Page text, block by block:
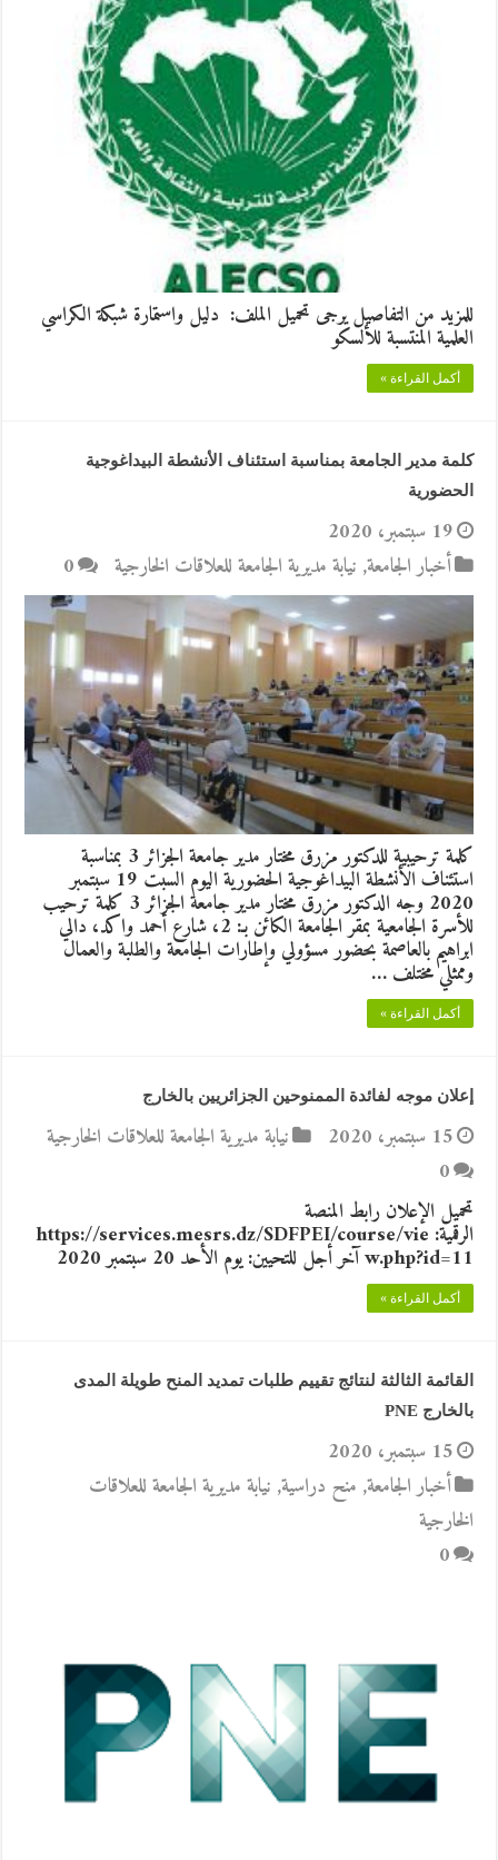
للمزيد من التفاصيل يرجى تحميل الملف: دليل واستمارة شبكة الكراسي
العلمية المنتسبة للألسكو
أكمل القراءة »
كلمة مدير الجامعة بمناسبة استئناف الأنشطة البيداغوجية
الحضورية
19 سبتمبر، 2020
أخبار الجامعة, نيابة مديرية الجامعة للعلاقات الخارجية 0
كلمة ترحيبية للدكتور مزرق مختار مدير جامعة الجزائر 3 بمناسبة
استئناف الأنشطة البيداغوجية الحضورية اليوم السبت 19 سبتمبر
2020 وجه الدكتور مزرق مختار مدير جامعة الجزائر 3 كلمة ترحيب
للأسرة الجامعية بمقر الجامعة الكائن بـ: 2، شارع أحمد واكد، دالي
ابراهيم بالعاصمة بحضور مسؤولي وإطارات الجامعة والطلبة والعمال
وممثلي مختلف …
أكمل القراءة »
إعلان موجه لفائدة الممنوحين الجزائريين بالخارج
15 سبتمبر، 2020
نيابة مديرية الجامعة للعلاقات الخارجية
0
تحميل الإعلان رابط المنصة
الرقمية: https://services.mesrs.dz/SDFPEI/course/vie
w.php?id=11 آخر أجل للتحيين: يوم الأحد 20 سبتمبر 2020
أكمل القراءة »
القائمة الثالثة لنتائج تقييم طلبات تمديد المنح طويلة المدى
بالخارج PNE
15 سبتمبر، 2020
أخبار الجامعة, منح دراسية, نيابة مديرية الجامعة للعلاقات
الخارجية
0